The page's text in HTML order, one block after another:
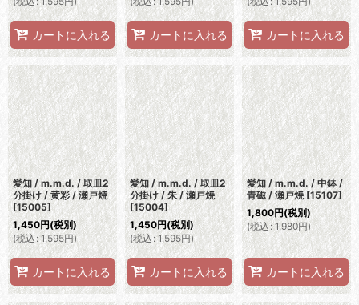
カートに入れる カートに入れる カートに入れる
愛知 / m.m.d. / 取皿2
分掛け / 黄彩 / 瀬戸焼
[15005]
1,450円(税別)
(税込 : 1,595円)
カートに入れる
愛知 / m.m.d. / 取皿2
分掛け / 朱 / 瀬戸焼
[15004]
1,450円(税別)
(税込 : 1,595円)
カートに入れる
愛知 / m.m.d. / 中鉢 /
青磁 / 瀬戸焼 [15107]
1,800円(税別)
(税込 : 1,980円)
カートに入れる